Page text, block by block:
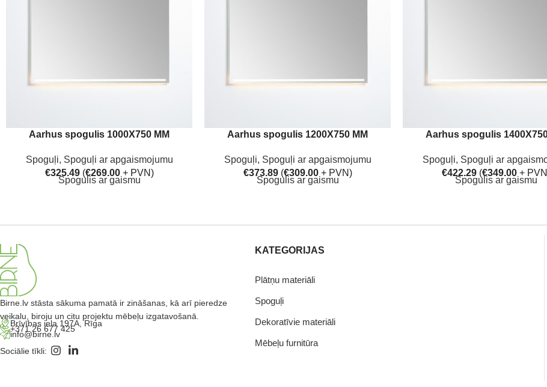
Aarhus spogulis 1000X750 MM
Spoguļi, Spoguļi ar apgaismojumu
€325.49 (€269.00+ PVN)
Spogulis ar gaismu
Aarhus spogulis 1200X750 MM
Spoguļi, Spoguļi ar apgaismojumu
€373.89 (€309.00+ PVN)
Spogulis ar gaismu
Aarhus spogulis
Spoguļi, Spoguļi ar
€422.29 (€349.00+
Spogulis ar gaismu
Birne.lv stāsta sākuma pamatā ir zināšanas, kā arī pieredze
veikalu, biroju un citu projektu mēbeļu izgatavošanā.
Brīvības iela 197A, Rīga
+371 26 677 425
info@birne.lv
Sociālie tīkli:
KATEGORIJAS
Plātņu materiāli
Spoguļi
Dekoratīvie materiāli
Mēbeļu furnitūra